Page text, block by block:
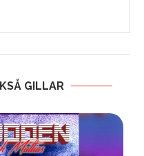
GILLAR